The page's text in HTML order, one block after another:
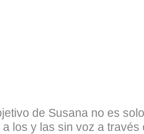
de Susana no es
los y las sin voz a través